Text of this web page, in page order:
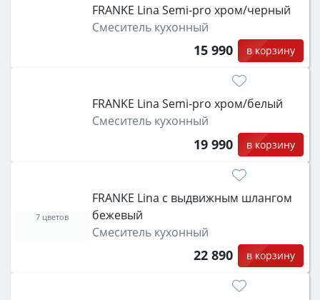
FRANKE Lina Semi-pro xром/черный
Смеситель кухонный
15 990 в корзину
FRANKE Lina Semi-pro xром/белый
Смеситель кухонный
19 990 в корзину
FRANKE Lina с выдвижным шлангом
бежевый
Смеситель кухонный
22 890 в корзину
7 цветов